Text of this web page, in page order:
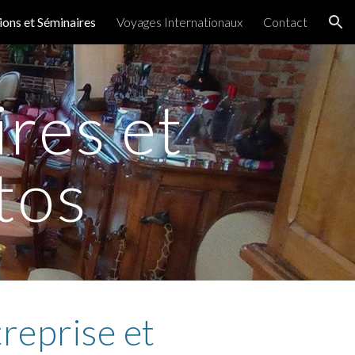
et Séminaires Voyages Internationaux Contact
et
et